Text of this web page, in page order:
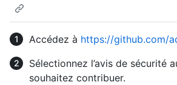
Accédez à https://github.com/
Sélectionnez l’avis de sécurité
souhaitez contribuer.